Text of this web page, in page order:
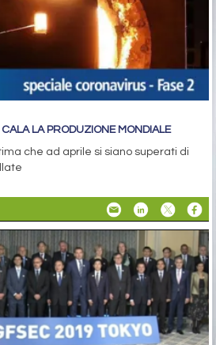
LA PRODUZIONE MONDIALE
che ad aprile si siano superati di